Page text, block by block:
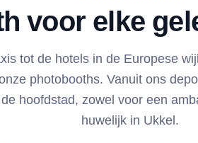
voor elke
tot de hotels in de Europese
photobooths. Vanuit ons
hoofdstad, zowel voor een
huwelijk in Ukkel.